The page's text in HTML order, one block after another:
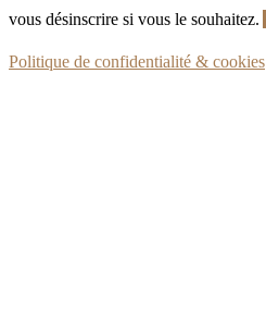
vous désinscrire si vous le souhaitez.
Politique de confidentialité & cookies